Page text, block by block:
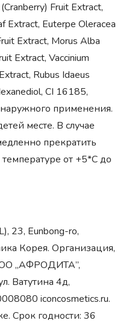
Fruit Extract,
Extract, Euterpe Oleracea
Extract, Morus Alba
Extract, Vaccinium
Rubus Idaeus
CI 16185,
наружного применения.
месте. В случае
прекратить
от +5*С до
23, Eunbong-ro,
Корея. Организация,
„АФРОДИТА”,
Ватутина 4д,
iconcosmetics.ru.
Срок годности: 36